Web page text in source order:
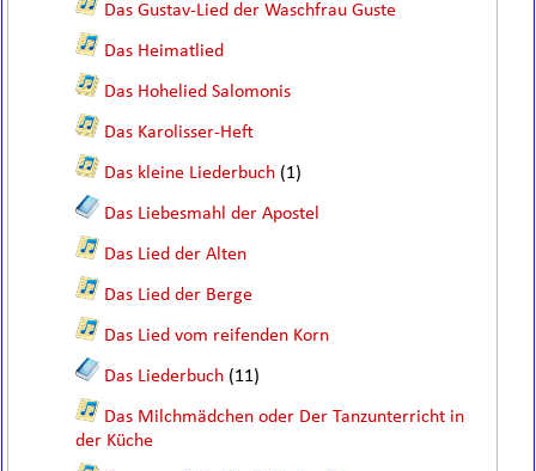
Das Gustav-Lied der Waschfrau Guste
Das Heimatlied
Das Hohelied Salomonis
Das Karolisser-Heft
Das kleine Liederbuch (1)
Das Liebesmahl der Apostel
Das Lied der Alten
Das Lied der Berge
Das Lied vom reifenden Korn
Das Liederbuch (11)
Das Milchmädchen oder Der Tanzunterricht in
der Küche